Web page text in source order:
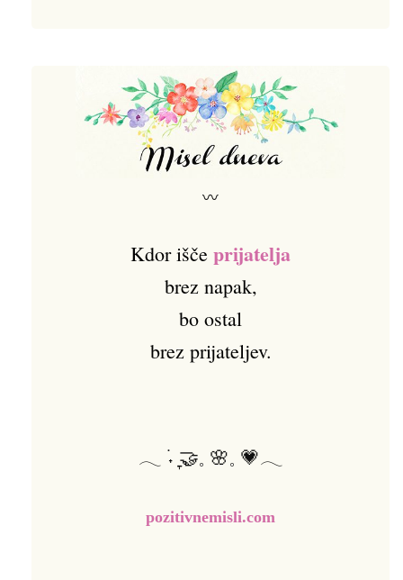
〰
Kdor išče prijatelja
brez napak,
bo ostal
brez prijateljev.
𓂃 ࣪˖ ִֶָ🤝𓈒 🌸𓈒 💗𓂃
pozitivnemisli.com